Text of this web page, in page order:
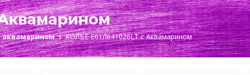
аквамарином КОЛЬЕ Е01Л641026LТ c Аквамарином